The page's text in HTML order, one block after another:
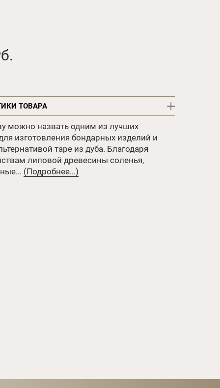
ТОВАРА
можно назвать одним из лучших
изготовления бондарных изделий и
таре из дуба. Благодаря
липовой древесины соленья,
(Подробнее...)